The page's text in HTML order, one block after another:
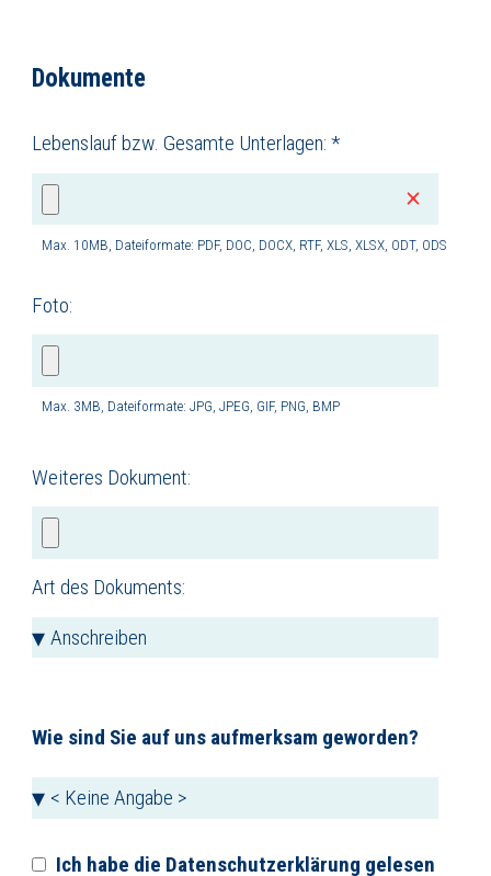
Dokumente
Lebenslauf bzw. Gesamte Unterlagen: *
Max. 10MB, Dateiformate: PDF, DOC, DOCX, RTF, XLS, XLSX, ODT, ODS
Foto:
Max. 3MB, Dateiformate: JPG, JPEG, GIF, PNG, BMP
Weiteres Dokument:
Art des Dokuments:
Wie sind Sie auf uns aufmerksam geworden?
Ich habe die Datenschutzerklärung gelesen